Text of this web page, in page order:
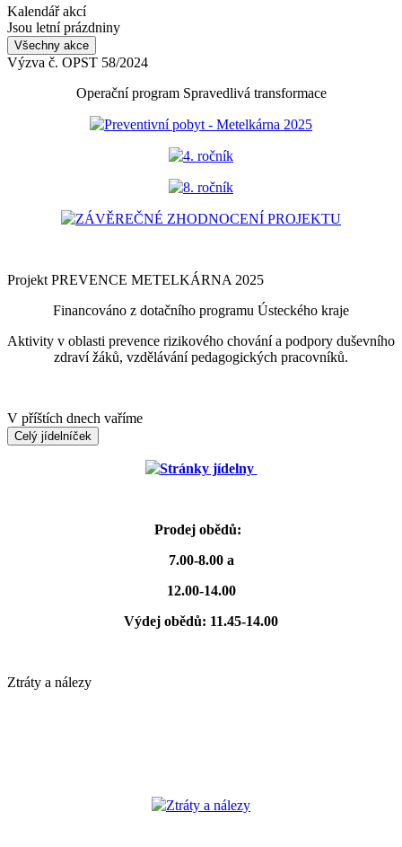
Kalendář akcí
Jsou letní prázdniny
Všechny akce
Výzva č. OPST 58/2024
Operační program Spravedlivá transformace
Preventivní pobyt - Metelkárna 2025
4. ročník
8. ročník
ZÁVĚREČNÉ ZHODNOCENÍ PROJEKTU
Projekt PREVENCE METELKÁRNA 2025
Financováno z dotačního programu Ústeckého kraje
Aktivity v oblasti prevence rizikového chování a podpory duševního
zdraví žáků, vzdělávání pedagogických pracovníků.
V příštích dnech vaříme
Celý jídelníček
Stránky jídelny
Prodej obědů:
7.00-8.00 a
12.00-14.00
Výdej obědů: 11.45-14.00
Ztráty a nálezy
Ztráty a nálezy